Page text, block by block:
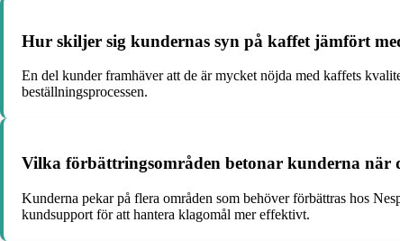
Hur skiljer sig kundernas syn på kaffet jämfört
En del kunder framhäver att de är mycket nöjda med kaffets
beställningsprocessen.
Vilka förbättringsområden betonar kunderna när
Kunderna pekar på flera områden som behöver förbättras hos
kundsupport för att hantera klagomål mer effektivt.